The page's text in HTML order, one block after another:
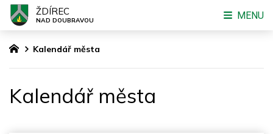
Kalendář města
Kalendář města
ŽDÍREC
NAD DOUBRAVOU MENU